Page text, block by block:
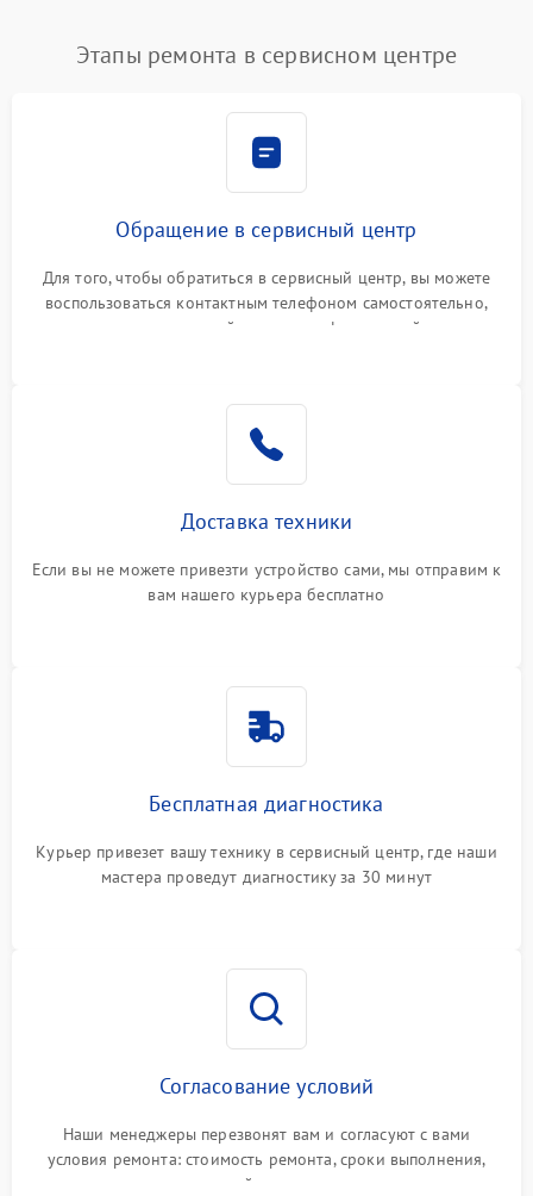
Этапы ремонта в сервисном центре
Обращение в сервисный центр
Для того, чтобы обратиться в сервисный центр, вы можете
воспользоваться контактным телефоном самостоятельно,
или оставить свой номер телефона на сайте
Доставка техники
Если вы не можете привезти устройство сами, мы отправим к
вам нашего курьера бесплатно
Бесплатная диагностика
Курьер привезет вашу технику в сервисный центр, где наши
мастера проведут диагностику за 30 минут
Согласование условий
Наши менеджеры перезвонят вам и согласуют с вами
условия ремонта: стоимость ремонта, сроки выполнения,
гарантийные условия